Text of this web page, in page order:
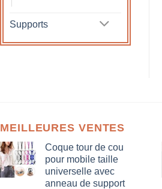
Supports
MEILLEURES VENTES
Coque tour de cou
pour mobile taille
universelle avec
anneau de support